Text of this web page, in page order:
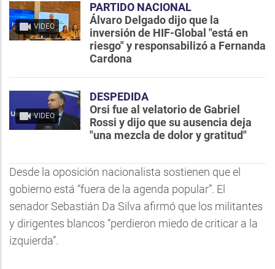
VIDEO
PARTIDO NACIONAL
Álvaro Delgado dijo que la
inversión de HIF-Global "está en
riesgo" y responsabilizó a Fernanda
Cardona
VIDEO
DESPEDIDA
Orsi fue al velatorio de Gabriel
Rossi y dijo que su ausencia deja
"una mezcla de dolor y gratitud"
Desde la oposición nacionalista sostienen que el
gobierno está “fuera de la agenda popular”. El
senador Sebastián Da Silva afirmó que los militantes
y dirigentes blancos “perdieron miedo de criticar a la
izquierda”.